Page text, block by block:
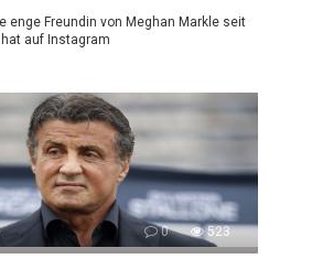
enge Freundin von Meghan Markle seit
auf Instagram
0 523